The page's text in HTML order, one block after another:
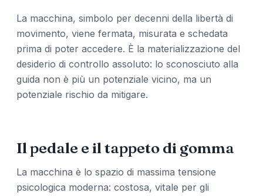
La macchina, simbolo per decenni della libertà di
movimento, viene fermata, misurata e schedata
prima di poter accedere. È la materializzazione del
desiderio di controllo assoluto: lo sconosciuto alla
guida non è più un potenziale vicino, ma un
potenziale rischio da mitigare.
Il pedale e il tappeto di gomma
La macchina è lo spazio di massima tensione
psicologica moderna: costosa, vitale per gli